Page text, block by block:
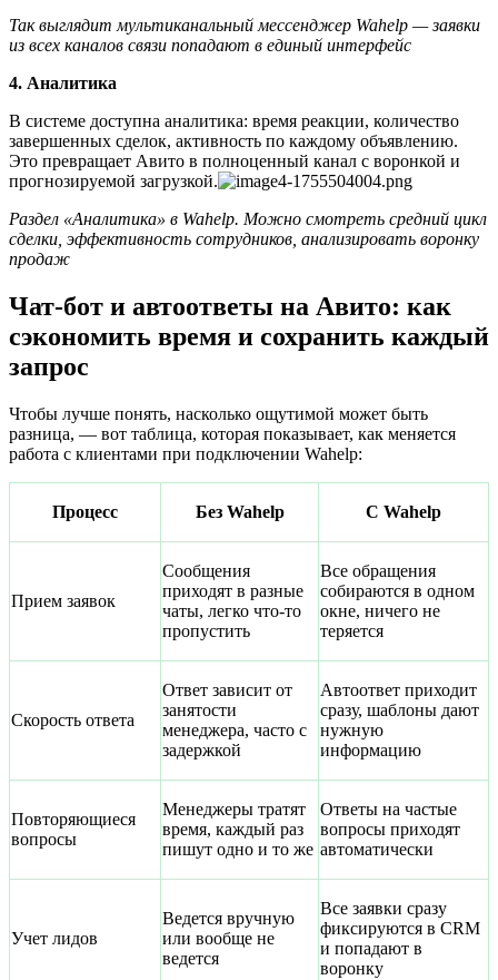
Так выглядит мультиканальный мессенджер Wahelp — заявки
из всех каналов связи попадают в единый интерфейс
4. Аналитика
В системе доступна аналитика: время реакции, количество
завершенных сделок, активность по каждому объявлению.
Это превращает Авито в полноценный канал с воронкой и
прогнозируемой загрузкой.
Раздел «Аналитика» в Wahelp. Можно смотреть средний цикл
сделки, эффективность сотрудников, анализировать воронку
продаж
Чат-бот и автоответы на Авито: как
сэкономить время и сохранить каждый
запрос
Чтобы лучше понять, насколько ощутимой может быть
разница, — вот таблица, которая показывает, как меняется
работа с клиентами при подключении Wahelp:
Процесс Без Wahelp С Wahelp
Прием заявок
Сообщения
приходят в разные
чаты, легко что-то
пропустить
Все обращения
собираются в одном
окне, ничего не
теряется
Скорость ответа
Ответ зависит от
занятости
менеджера, часто с
задержкой
Автоответ приходит
сразу, шаблоны дают
нужную
информацию
Повторяющиеся
вопросы
Менеджеры тратят
время, каждый раз
пишут одно и то же
Ответы на частые
вопросы приходят
автоматически
Учет лидов
Ведется вручную
или вообще не
ведется
Все заявки сразу
фиксируются в CRM
и попадают в
воронку